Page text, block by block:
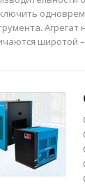
Агрегат
широтой